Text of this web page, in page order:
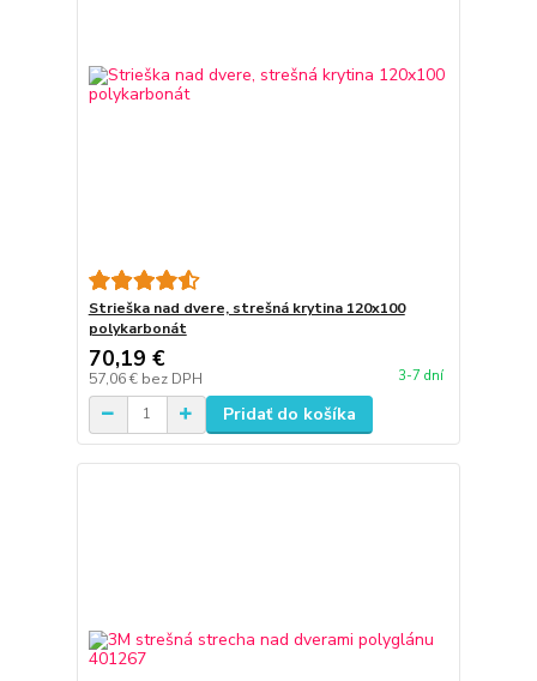
Strieška nad dvere, strešná krytina 120x100
polykarbonát
70,19 €
57,06 € bez DPH 3-7 dní
Pridať do košíka